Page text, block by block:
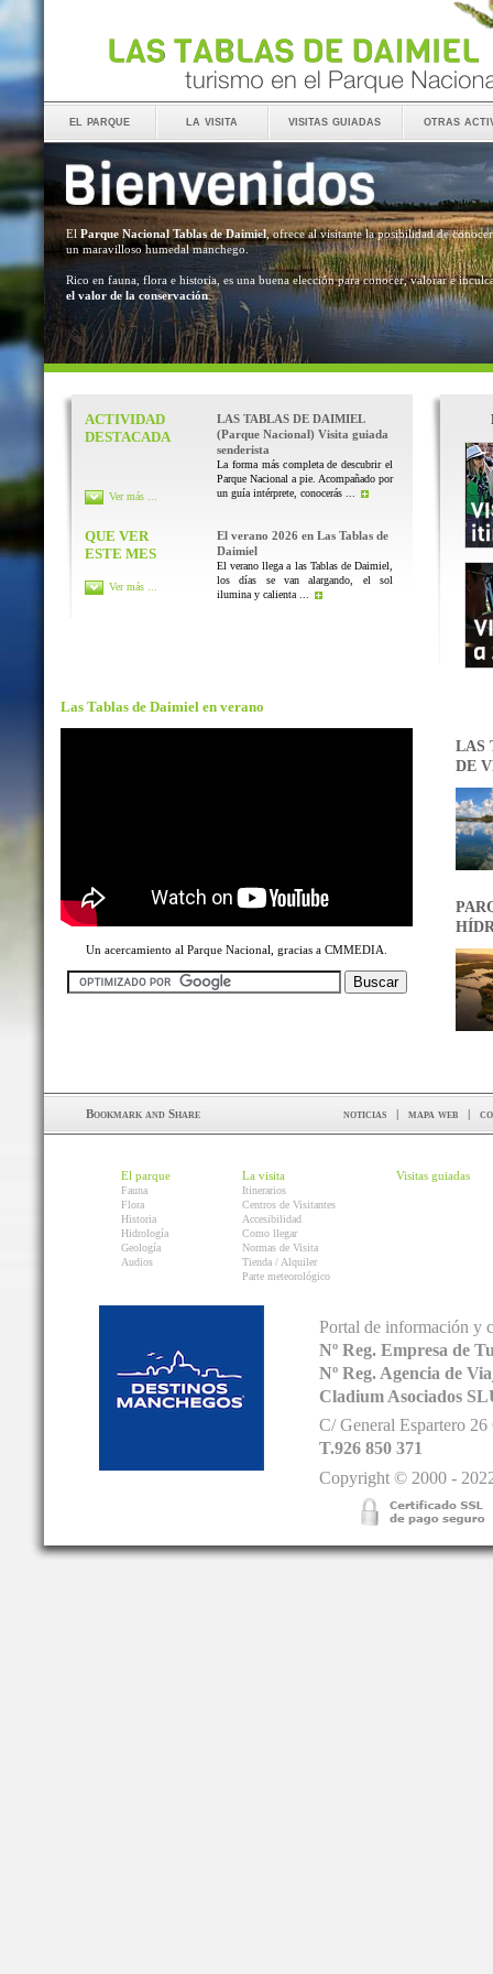
el parque la visita visitas guiadas otras
El Parque Nacional Tablas de Daimiel, ofrece al visitante la posibilidad de conocer
un maravilloso humedal manchego.
Rico en fauna, flora e historia, es una buena elección para conocer, valorar e
el valor de la conservación.
ACTIVIDAD
DESTACADA
LAS TABLAS DE DAIMIEL
(Parque Nacional) Visita guiada
senderista
La forma más completa de descubrir el
Parque Nacional a pie. Acompañado por
un guía intérprete, conocerás ...
Ver más ...
QUE VER
ESTE MES
El verano 2026 en Las Tablas de
Daimiel
El verano llega a las Tablas de Daimiel,
los días se van alargando, el sol
ilumina y calienta ...
Ver más ...
Las Tablas de Daimiel en verano
Un acercamiento al Parque Nacional, gracias a CMMEDIA.
LAS
DE
noticias | mapa web |
El parque
Fauna
Flora
Historia
Hidrología
Geología
Audios
La visita
Itinerarios
Centros de Visitantes
Accesibilidad
Como llegar
Normas de Visita
Tienda / Alquiler
Parte meteorológico
Visitas guiadas
Portal de información y
Nº Reg. Empresa de
Nº Reg. Agencia de
Cladium Asociados
C/ General Espartero
T.926 850 371
Copyright © 2000 -